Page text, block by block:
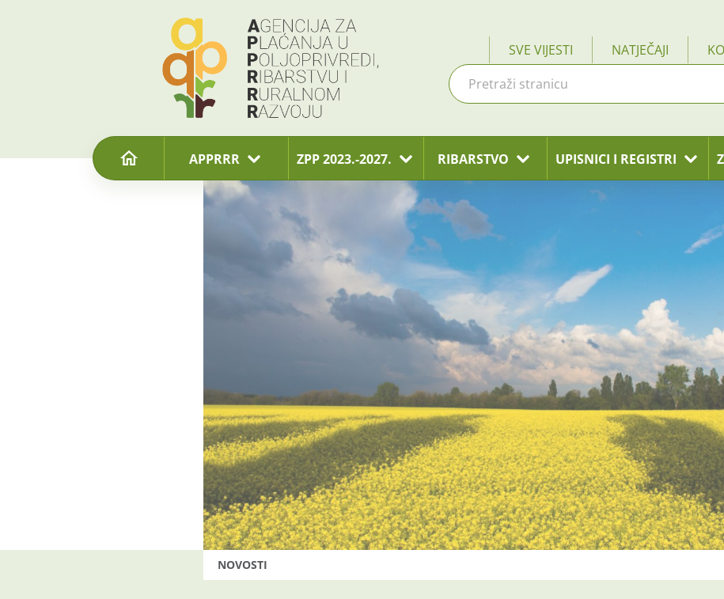
SVE VIJESTI NATJEČAJI
APPRRR ZPP 2023.-2027. RIBARSTVO UPISNICI I REGISTRI
NOVOSTI